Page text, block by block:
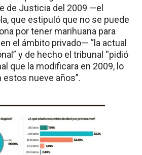
de Justicia del 2009 —el
que estipuló que no se puede
por tener marihuana para
el ámbito privado— “la actual
y de hecho el tribunal “pidió
que la modificara en 2009, lo
estos nueve años”.